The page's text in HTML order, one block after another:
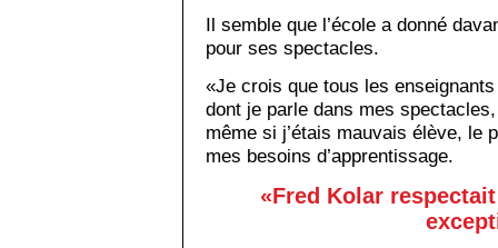
Il semble que l’école a donné
pour ses spectacles.
«Je crois que tous les
dont je parle dans mes
même si j’étais mauvais élève, le
mes besoins d’apprentissage.
«Fred Kolar